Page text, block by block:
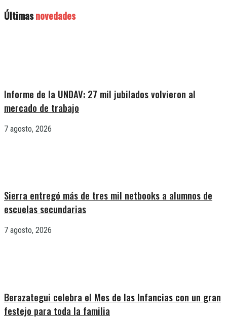
Últimasnovedades
Informe de la UNDAV: 27 mil jubilados volvieron al
mercado de trabajo
7 agosto, 2026
Sierra entregó más de tres mil netbooks a alumnos de
escuelas secundarias
7 agosto, 2026
Berazategui celebra el Mes de las Infancias con un gran
festejo para toda la familia